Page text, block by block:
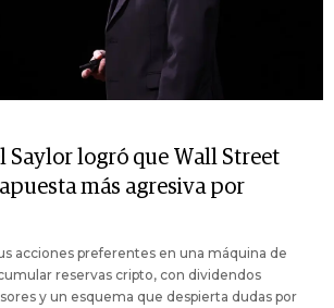
Saylor logró que Wall Street
más agresiva por
acciones preferentes en una máquina de
reservas cripto, con dividendos
y un esquema que despierta dudas por